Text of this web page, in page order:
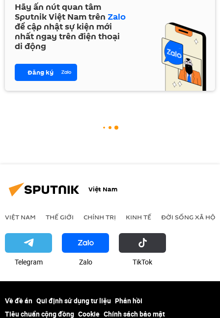
Hãy ấn nút quan tâm
Sputnik Việt Nam trên Zalo
để cập nhật sự kiện mới
nhất ngay trên điện thoại
di động
Đăng ký
Việt Nam
VIỆT NAM THẾ GIỚI CHÍNH TRỊ KINH TẾ ĐỜI SỐNG XÃ HỘI
Telegram Zalo ТikТоk
Về đề án Qui định sử dụng tư liệu Phản hồi
Tiêu chuẩn cộng đồng Cookie Chính sách bảo mật